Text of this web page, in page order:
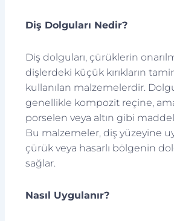
Diş Dolguları Nedir?
Diş dolguları, çürüklerin
dişlerdeki küçük kırıkların
kullanılan malzemelerdir.
genellikle kompozit reçine,
porselen veya altın gibi
Bu malzemeler, diş yüzeyine
çürük veya hasarlı bölgenin
sağlar.
Nasıl Uygulanır?